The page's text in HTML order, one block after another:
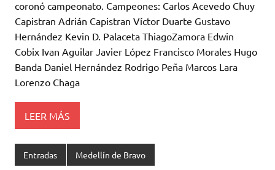
coronó campeonato. Campeones: Carlos Acevedo Chuy
Capistran Adrián Capistran Víctor Duarte Gustavo
Hernández Kevin D. Palaceta ThiagoZamora Edwin
Cobix Ivan Aguilar Javier López Francisco Morales Hugo
Banda Daniel Hernández Rodrigo Peña Marcos Lara
Lorenzo Chaga
LEER MÁS
Entradas Medellín de Bravo